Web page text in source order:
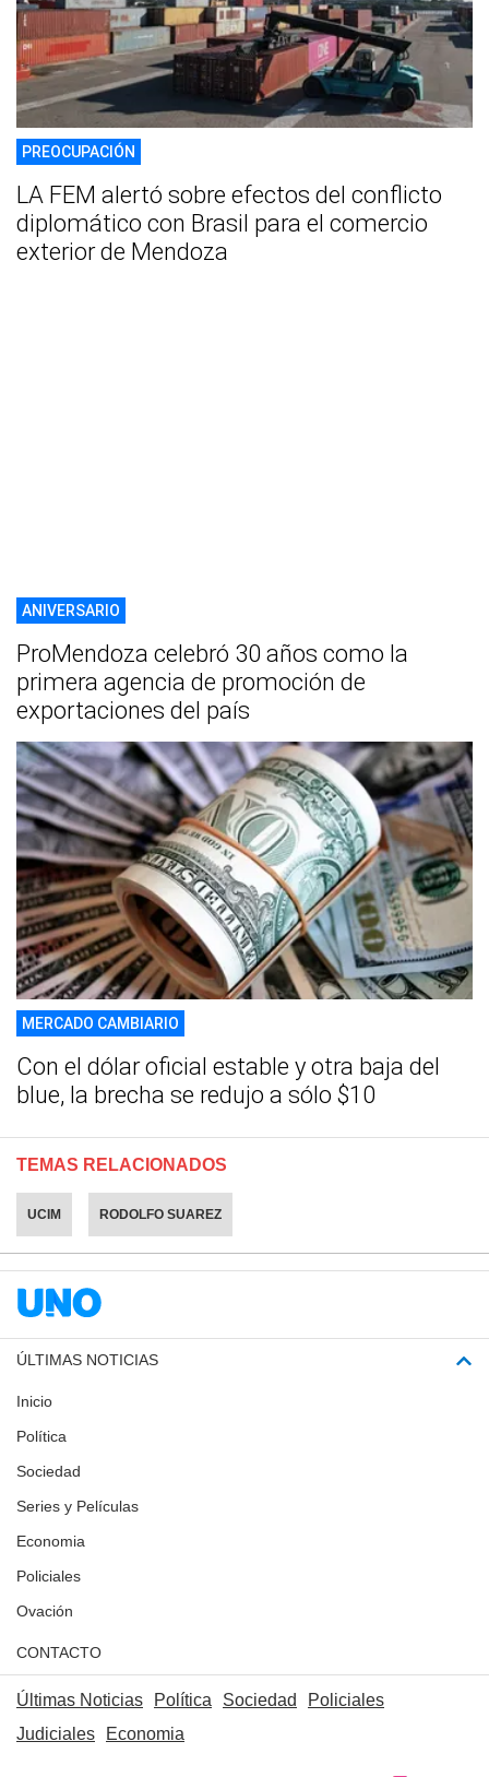
PREOCUPACIÓN
LA FEM alertó sobre efectos del conflicto
diplomático con Brasil para el comercio
exterior de Mendoza
ANIVERSARIO
ProMendoza celebró 30 años como la
primera agencia de promoción de
exportaciones del país
MERCADO CAMBIARIO
Con el dólar oficial estable y otra baja del
blue, la brecha se redujo a sólo $10
TEMAS RELACIONADOS
UCIM RODOLFO SUAREZ
ÚLTIMAS NOTICIAS
Inicio
Política
Sociedad
Series y Películas
Economia
Policiales
Ovación
CONTACTO
Últimas Noticias Política Sociedad
Policiales
Judiciales
Economia